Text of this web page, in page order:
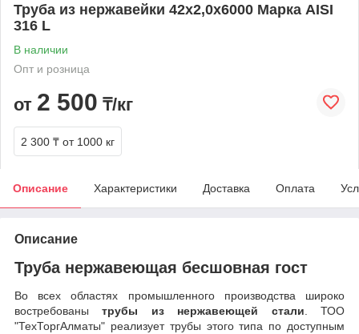
Труба из нержавейки 42х2,0х6000 Марка AISI
316 L
В наличии
Опт и розница
от 2 500 ₸/кг
2 300 ₸ от 1000 кг
Описание Характеристики Доставка Оплата
Описание
Труба нержавеющая бесшовная гост
Во всех областях промышленного производства широко
востребованытрубы из нержавеющей стали. ТОО
"ТехТоргАлматы" реализует трубы этого типа по доступным